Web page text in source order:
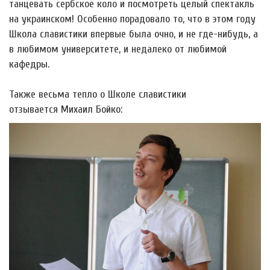
танцевать сербское коло и посмотреть целый спектакль
на украинском! Особенно порадовало то, что в этом году
Школа славистики впервые была очно, и не где-нибудь, а
в любимом университете, и недалеко от любимой
кафедры.
Также весьма тепло о Школе славистики
отзывается Михаил Бойко: